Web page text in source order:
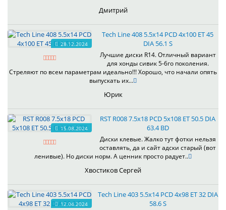
Дмитрий
28.12.2024
Tech Line 408 5.5x14 PCD 4x100 ET 45
DIA 56.1 S
Лучшие диски R14. Отличный вариант
для хонды сивик 5-6го поколения.
Стреляют по всем параметрам идеально!!! Хорошо, что начали опять
выпускать их...
Юрик
15.08.2024
RST R008 7.5x18 PCD 5x108 ET 50.5 DIA
63.4 BD
Диски клевые. Жалко тут фотки нельзя
оставлять, да и сайт адски старый (вот
ленивые). Но диски норм. А ценник просто радует..
Хвостиков Сергей
12.04.2024
Tech Line 403 5.5x14 PCD 4x98 ET 32 DIA
58.6 S